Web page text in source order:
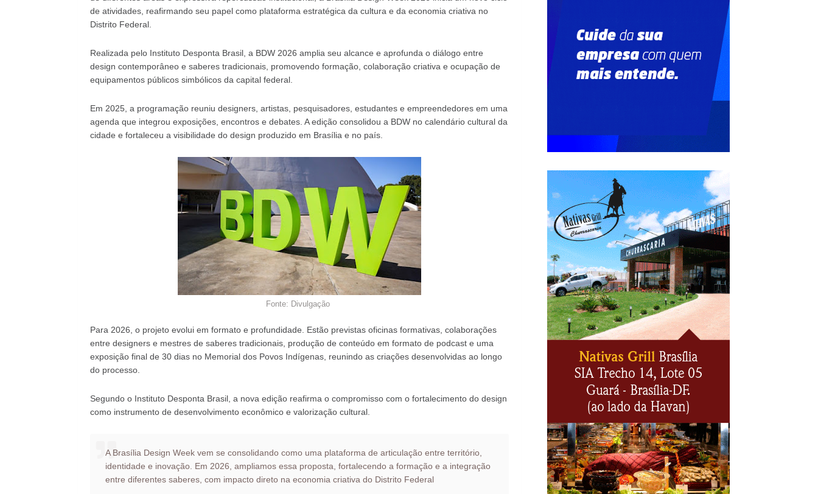
de atividades, reafirmando seu papel como plataforma estratégica da cultura e da economia criativa no
Distrito Federal.
Realizada pelo Instituto Desponta Brasil, a BDW 2026 amplia seu alcance e aprofunda o diálogo entre
design contemporâneo e saberes tradicionais, promovendo formação, colaboração criativa e ocupação de
equipamentos públicos simbólicos da capital federal.
Em 2025, a programação reuniu designers, artistas, pesquisadores, estudantes e empreendedores em uma
agenda que integrou exposições, encontros e debates. A edição consolidou a BDW no calendário cultural da
cidade e fortaleceu a visibilidade do design produzido em Brasília e no país.
Fonte: Divulgação
Para 2026, o projeto evolui em formato e profundidade. Estão previstas oficinas formativas, colaborações
entre designers e mestres de saberes tradicionais, produção de conteúdo em formato de podcast e uma
exposição final de 30 dias no Memorial dos Povos Indígenas, reunindo as criações desenvolvidas ao longo
do processo.
Segundo o Instituto Desponta Brasil, a nova edição reafirma o compromisso com o fortalecimento do design
como instrumento de desenvolvimento econômico e valorização cultural.
A Brasília Design Week vem se consolidando como uma plataforma de articulação entre território,
identidade e inovação. Em 2026, ampliamos essa proposta, fortalecendo a formação e a integração
entre diferentes saberes, com impacto direto na economia criativa do Distrito Federal